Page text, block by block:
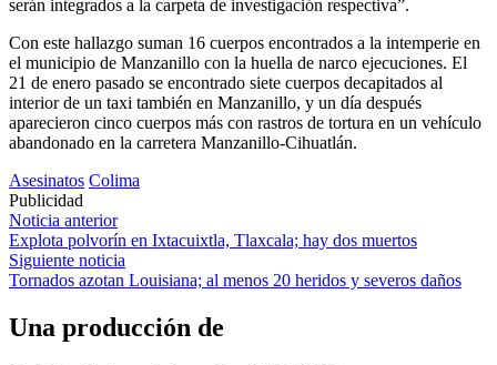
serán integrados a la carpeta de investigación respectiva”.
Con este hallazgo suman 16 cuerpos encontrados a la intemperie en
el municipio de Manzanillo con la huella de narco ejecuciones. El
21 de enero pasado se encontrado siete cuerpos decapitados al
interior de un taxi también en Manzanillo, y un día después
aparecieron cinco cuerpos más con rastros de tortura en un vehículo
abandonado en la carretera Manzanillo-Cihuatlán.
Asesinatos Colima
Publicidad
Navegación
de
entradas
Noticia anterior
Explota polvorín en Ixtacuixtla, Tlaxcala; hay dos muertos
Siguiente noticia
Tornados azotan Louisiana; al menos 20 heridos y severos daños
Una producción de